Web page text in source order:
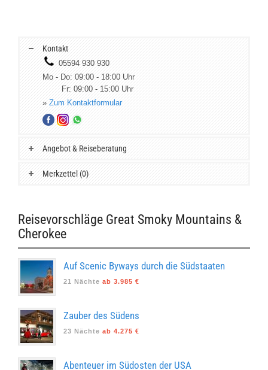
Kontakt
05594 930 930
Mo - Do: 09:00 - 18:00 Uhr
Fr: 09:00 - 15:00 Uhr
» Zum Kontaktformular
Angebot & Reiseberatung
Merkzettel (0)
Reisevorschläge Great Smoky Mountains &
Cherokee
Auf Scenic Byways durch die Südstaaten
21 Nächte ab 3.985 €
Zauber des Südens
23 Nächte ab 4.275 €
Abenteuer im Südosten der USA